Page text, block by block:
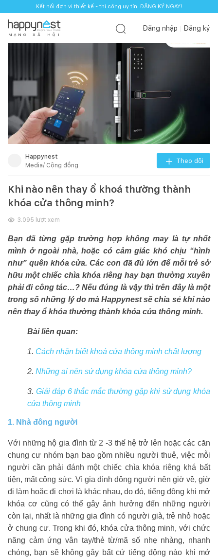
Kết nối đơn vị thiết kế - thi công uy tín. ĐĂNG KÝ NGAY!
M Ạ N G X Ã H Ộ I
Đăng nhập Đăng ký
Happynest
Media/ Cộng đồng
Theo dõi
Khi nào nên thay ổ khoá thường thành
khóa cửa thông minh?
3.095 lượt xem
Bạn đã từng gặp trường hợp không may là tự nhốt
mình ở ngoài nhà, hoặc có cảm giác khó chịu “hình
như” quên khóa cửa. Các con đã đủ lớn để mỗi trẻ sở
hữu một chiếc chìa khóa riêng hay bạn thường xuyên
phải đi công tác…? Nếu đúng là vậy thì trên đây là một
trong số những lý do mà Happynest sẽ chia sẻ khi nào
nên thay ổ khóa thường thành khóa cửa thông minh.
Bài liên quan:
1. Cách nhận biết khoá cửa thông minh chất lượng
2. Những ai nên sử dụng khóa cửa thông minh?
3. Giải đáp 6 thắc mắc thường gặp khi sử dụng khóa
cửa thông minh
1. Nhà đông người
Với những hộ gia đình từ 2 -3 thế hệ trở lên hoặc các căn
chung cư nhóm bạn bao gồm nhiều người thuê, việc mỗi
người cần phải đánh một chiếc chìa khóa riêng khá bất
tiện, mất công sức. Vì gia đình đông người nên giờ về, giờ
đi làm hoặc đi chơi là khác nhau, do đó, tiếng động khi mở
khóa cơ cũng có thể gây ảnh hưởng đến những người
còn lại, nhất là những gia đình có người già, trẻ nhỏ hoặc
ở chung cư. Trong khi đó, khóa cửa thông minh, với chức
năng cảm ứng vân tay/thẻ từ/mã số nhẹ nhàng, nhanh
chóng, bạn sẽ không gây bất cứ tiếng động nào khi mở